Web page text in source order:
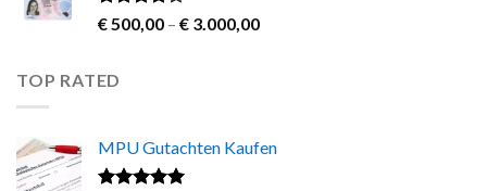
€ 1.200,00
Rated
out
€500,00 – € 3.000,00Price
TOP RATED
MPU Gutachten Kaufen